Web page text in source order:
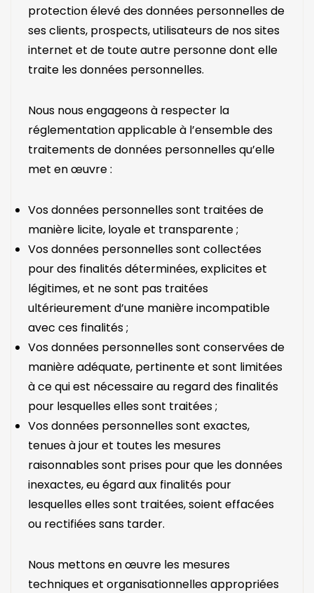
protection élevé des données personnelles de
ses clients, prospects, utilisateurs de nos sites
internet et de toute autre personne dont elle
traite les données personnelles.
Nous nous engageons à respecter la
réglementation applicable à l’ensemble des
traitements de données personnelles qu’elle
met en œuvre :
Vos données personnelles sont traitées de
manière licite, loyale et transparente ;
Vos données personnelles sont collectées
pour des finalités déterminées, explicites et
légitimes, et ne sont pas traitées
ultérieurement d’une manière incompatible
avec ces finalités ;
Vos données personnelles sont conservées de
manière adéquate, pertinente et sont limitées
à ce qui est nécessaire au regard des finalités
pour lesquelles elles sont traitées ;
Vos données personnelles sont exactes,
tenues à jour et toutes les mesures
raisonnables sont prises pour que les données
inexactes, eu égard aux finalités pour
lesquelles elles sont traitées, soient effacées
ou rectifiées sans tarder.
Nous mettons en œuvre les mesures
techniques et organisationnelles appropriées